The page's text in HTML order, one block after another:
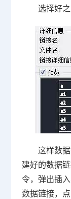
选择好
这样数
建好的数据
令，弹出插
数据链接，